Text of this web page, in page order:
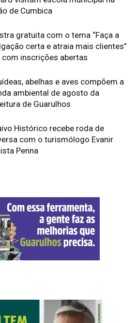
de Cumbica
gratuita com o tema “Faça a
certa e atraia mais clientes”
com inscrições abertas
abelhas e aves compõem a
ambiental de agosto da
de Guarulhos
Histórico recebe roda de
com o turismólogo Evanir
Penna